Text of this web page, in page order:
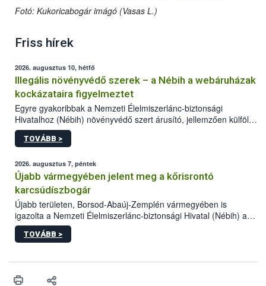
Fotó: Kukoricabogár imágó (Vasas L.)
Friss hírek
2026. augusztus 10, hétfő
Illegális növényvédő szerek – a Nébih a webáruházak
kockázataira figyelmeztet
Egyre gyakoribbak a Nemzeti Élelmiszerlánc-biztonsági
Hivatalhoz (Nébih) növényvédő szert árusító, jellemzően külföldi
honlapok kapcsán érkező bejelentések. Emellett az ilyen
termékeket kínáló kéretlen online reklámok mennyisége is
összegyűjtötte az illegális növényvédő szerek kapcsán
előforduló árulkodó jeleket, valamint a webáruházakból való
vásárlás kockázatait.
TOVÁBB >
2026. augusztus 7, péntek
Újabb vármegyében jelent meg a kőrisrontó
karcsúdíszbogár
Újabb területen, Borsod-Abaúj-Zemplén vármegyében is
igazolta a Nemzeti Élelmiszerlánc-biztonsági Hivatal (Nébih) a
kőrisrontó karcsúdíszbogár (Agrilus planipennis) jelenlétét. A
kártevőt nem csak színcsapdában találták meg, de már fertőzött
az intenzív felderítést, emellett az intézkedéseket a szlovák
TOVÁBB >